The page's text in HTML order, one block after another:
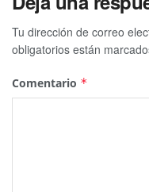
Tu dirección de correo
obligatorios están
Comentario *